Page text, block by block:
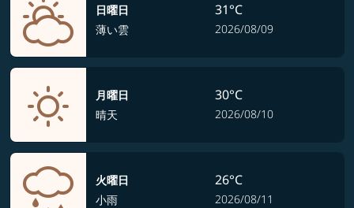
日曜日
薄い雲
31°C
2026/08/09
月曜日
晴天
30°C
2026/08/10
火曜日
小雨
26°C
2026/08/11